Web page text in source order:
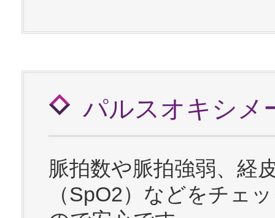
パルスオキシメ
脈拍数や脈拍強弱、経
（SpO2）などをチェ